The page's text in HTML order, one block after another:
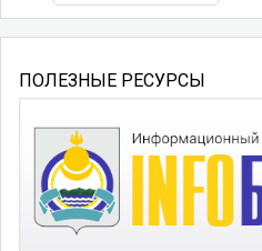
ПОЛЕЗНЫЕ РЕСУРСЫ